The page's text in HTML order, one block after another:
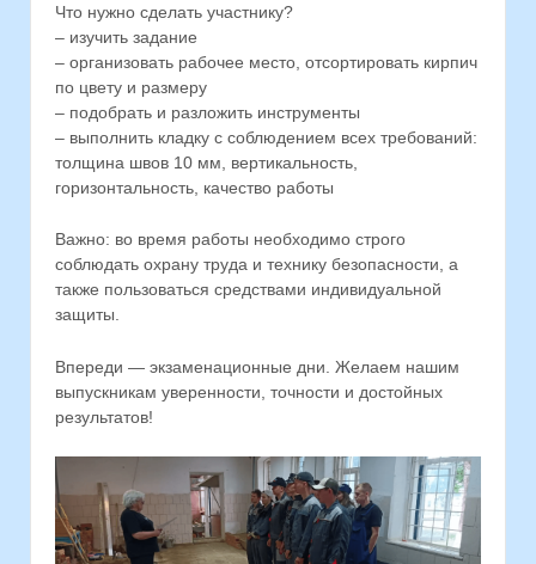
Что нужно сделать участнику?
– изучить задание
– организовать рабочее место, отсортировать кирпич
по цвету и размеру
– подобрать и разложить инструменты
– выполнить кладку с соблюдением всех требований:
толщина швов 10 мм, вертикальность,
горизонтальность, качество работы
Важно: во время работы необходимо строго
соблюдать охрану труда и технику безопасности, а
также пользоваться средствами индивидуальной
защиты.
Впереди — экзаменационные дни. Желаем нашим
выпускникам уверенности, точности и достойных
результатов!